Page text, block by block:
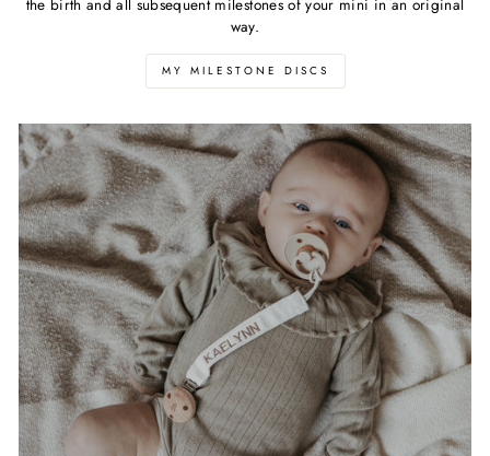
way.
MY MILESTONE DISCS